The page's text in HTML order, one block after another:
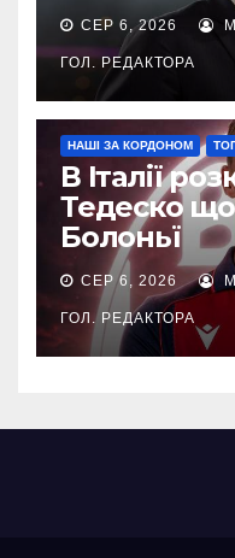
СЕР 6, 2026
ГОЛ. РЕДАКТОРА
НАШІ ЗА КОРДОНОМ
В Італії
Тедеско
Болоньї
СЕР 6, 2026
ГОЛ. РЕДАКТОРА